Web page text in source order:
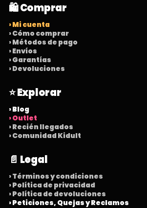
🛍️ Comprar
› Mi cuenta
› Cómo comprar
› Métodos de pago
› Envíos
› Garantías
› Devoluciones
⭐ Explorar
› Blog
› Outlet
› Recién llegados
› Comunidad Kidult
📄 Legal
› Términos y condiciones
› Política de privacidad
› Política de devoluciones
› Peticiones, Quejas y Reclamos